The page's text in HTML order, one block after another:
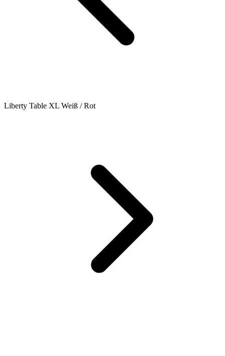
Liberty Table XL Weiß / Rot